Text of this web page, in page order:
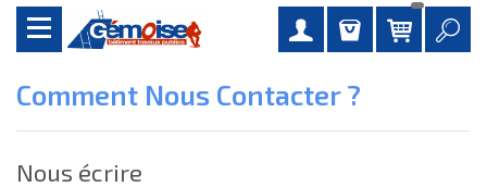
Comment Nous Contacter ?
Nous écrire